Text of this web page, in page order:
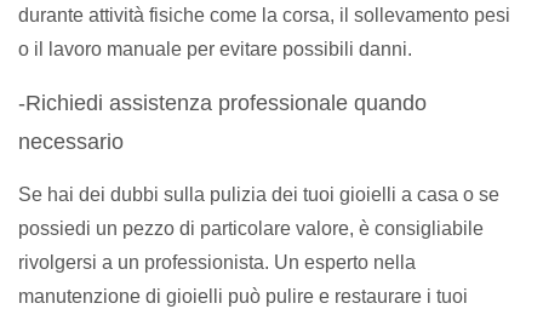
durante attività fisiche come la corsa, il sollevamento pesi
o il lavoro manuale per evitare possibili danni.
-Richiedi assistenza professionale quando
necessario
Se hai dei dubbi sulla pulizia dei tuoi gioielli a casa o se
possiedi un pezzo di particolare valore, è consigliabile
rivolgersi a un professionista. Un esperto nella
manutenzione di gioielli può pulire e restaurare i tuoi